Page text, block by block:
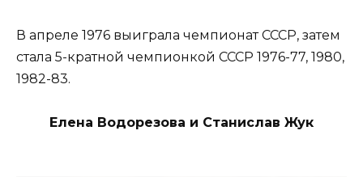
В апреле 1976 выиграла чемпионат СССР, затем
стала 5-кратной чемпионкой СССР 1976-77, 1980,
1982-83.
Елена Водорезова и Станислав Жук